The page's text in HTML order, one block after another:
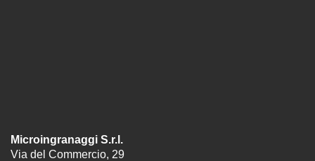
Microingranaggi S.r.l.
Via del Commercio, 29